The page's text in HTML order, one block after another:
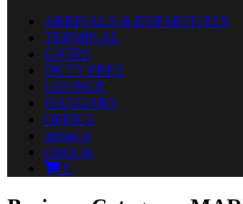
ARRIVALS & DEPARTURES
TERMINAL
GATES
DUTY FREE
LOUNGE
HANGARS
OFFICE
imbarco
check in
0